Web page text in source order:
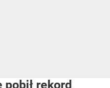
pobił rekord